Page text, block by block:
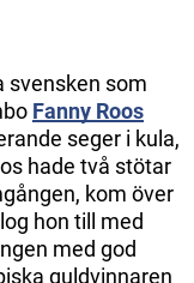
svensken som
Fanny Roos
seger i kula,
hade två stötar
kom över
hon till med
med god
guldvinnaren